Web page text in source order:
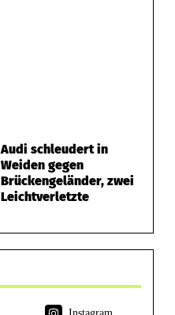
Audi schleudert in
Weiden gegen
Brückengeländer, zwei
Leichtverletzte